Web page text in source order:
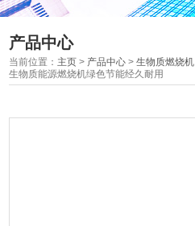
产品中心
当前位置： 主页 > 产品中心 >生物质燃烧机
生物质能源燃烧机绿色节能经久耐用